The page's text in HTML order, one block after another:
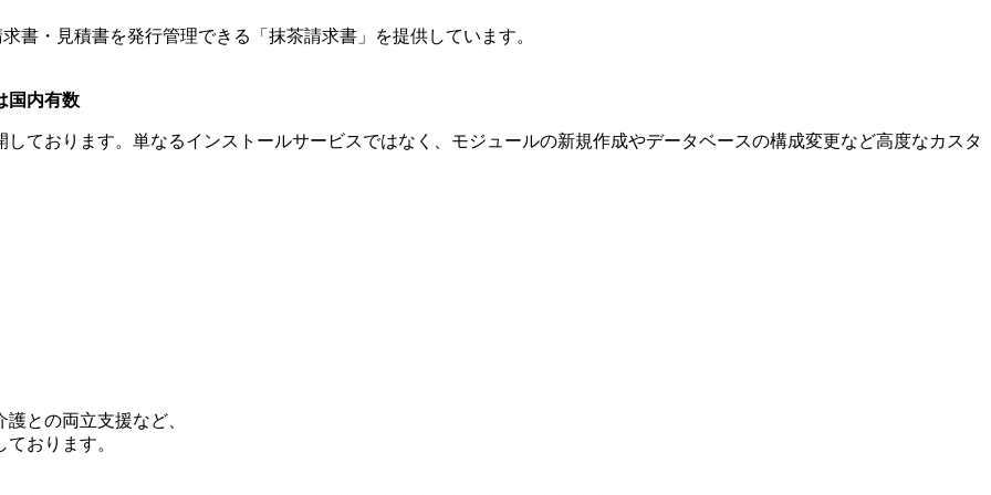
書・見積書を発行管理できる「抹茶請求書」を提供しています。
国内有数
ております。単なるインストールサービスではなく、モジュールの新規作成やデータベースの構成変更など高度なカスタ
との両立支援など、
おります。